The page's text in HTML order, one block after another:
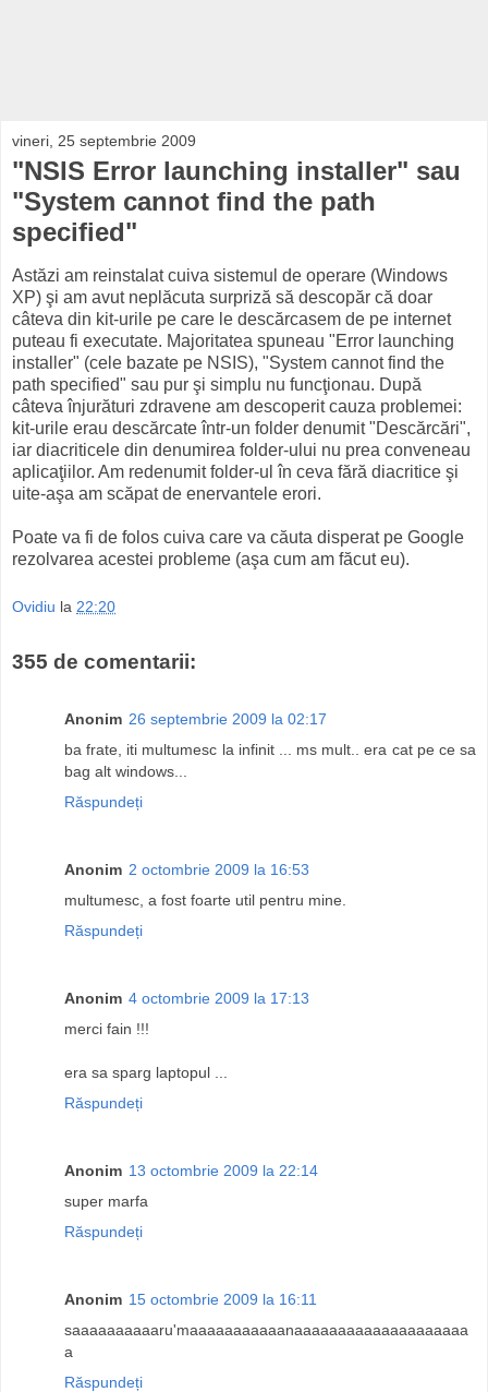
vineri, 25 septembrie 2009
"NSIS Error launching installer" sau
"System cannot find the path
specified"
Astăzi am reinstalat cuiva sistemul de operare (Windows
XP) şi am avut neplăcuta surpriză să descopăr că doar
câteva din kit-urile pe care le descărcasem de pe internet
puteau fi executate. Majoritatea spuneau "Error launching
installer" (cele bazate pe NSIS), "System cannot find the
path specified" sau pur şi simplu nu funcţionau. După
câteva înjurături zdravene am descoperit cauza problemei:
kit-urile erau descărcate într-un folder denumit "Descărcări",
iar diacriticele din denumirea folder-ului nu prea conveneau
aplicaţiilor. Am redenumit folder-ul în ceva fără diacritice şi
uite-aşa am scăpat de enervantele erori.
Poate va fi de folos cuiva care va căuta disperat pe Google
rezolvarea acestei probleme (aşa cum am făcut eu).
Ovidiu la 22:20
355 de comentarii:
Anonim 26 septembrie 2009 la 02:17
ba frate, iti multumesc la infinit ... ms mult.. era cat pe ce sa
bag alt windows...
Răspundeți
Anonim 2 octombrie 2009 la 16:53
multumesc, a fost foarte util pentru mine.
Răspundeți
Anonim 4 octombrie 2009 la 17:13
merci fain !!!
era sa sparg laptopul ...
Răspundeți
Anonim 13 octombrie 2009 la 22:14
super marfa
Răspundeți
Anonim 15 octombrie 2009 la 16:11
saaaaaaaaaaru'maaaaaaaaaaanaaaaaaaaaaaaaaaaaaaa
a
Răspundeți